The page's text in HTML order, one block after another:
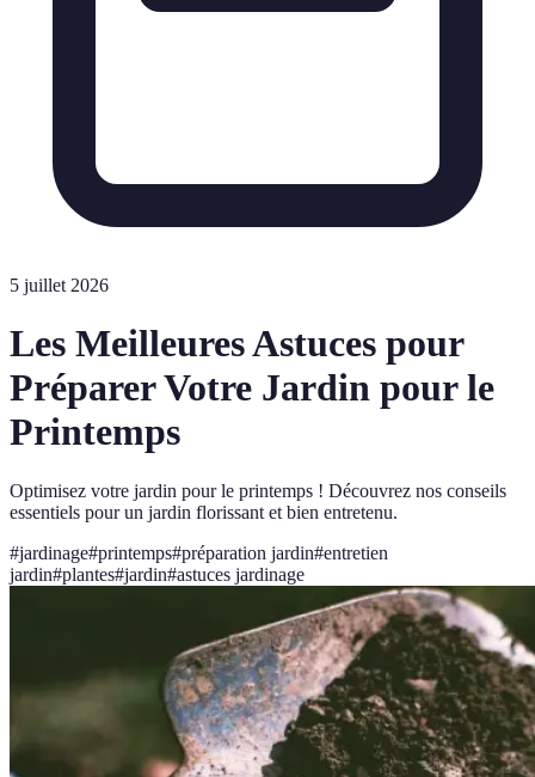
5 juillet 2026
Les Meilleures Astuces pour
Préparer Votre Jardin pour le
Printemps
Optimisez votre jardin pour le printemps ! Découvrez nos conseils
essentiels pour un jardin florissant et bien entretenu.
#jardinage#printemps#préparation jardin#entretien
jardin#plantes#jardin#astuces jardinage